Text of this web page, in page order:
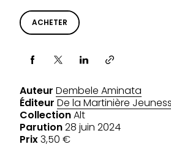
ACHETER
Partager via
Auteur Dembele Aminata
Éditeur De la Martinière
CollectionAlt
Parution28 juin 2024
Prix3,50 €